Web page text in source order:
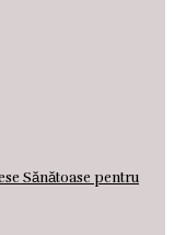
Sănătoase pentru